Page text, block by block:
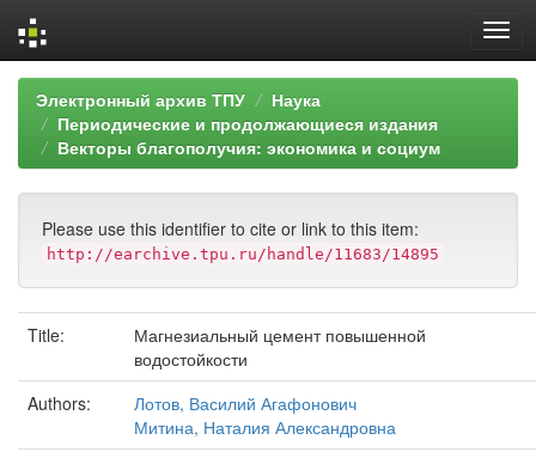
Skip
navigation
Электронный архив ТПУ
Наука
Периодические и продолжающиеся издания
Векторы благополучия: экономика и социум
Please use this identifier to cite or link to this item:
http://earchive.tpu.ru/handle/11683/14895
Title:
Магнезиальный цемент повышенной
водостойкости
Authors:
Лотов, Василий Агафонович
Митина, Наталия Александровна